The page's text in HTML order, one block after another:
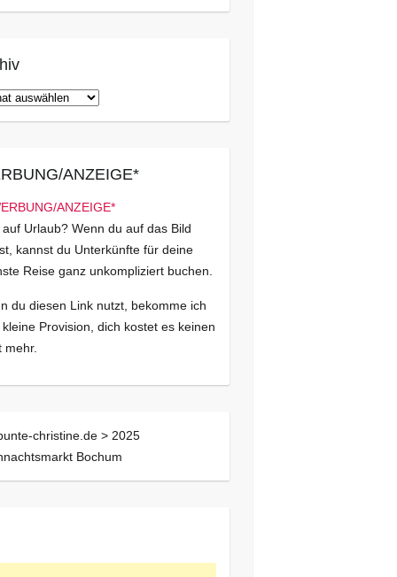
ANZEIGE*
auf Urlaub? Wenn du auf das Bild
kannst du Unterkünfte für deine
Reise ganz unkompliziert buchen.
du diesen Link nutzt, bekomme ich
Provision, dich kostet es keinen
mehr.
christine.de > 2025
Bochum